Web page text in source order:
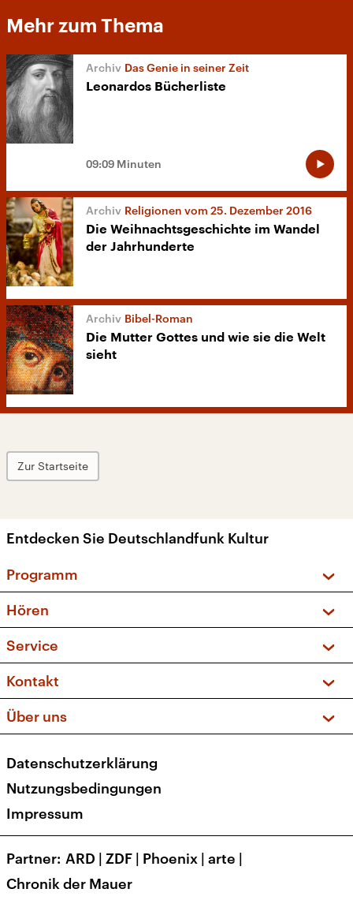
Mehr zum Thema
Das Genie in seiner Zeit
Leonardos Bücherliste
09:09 Minuten
Religionen vom 25. Dezember 2016
Die Weihnachtsgeschichte im Wandel
der Jahrhunderte
Bibel-Roman
Die Mutter Gottes und wie sie die Welt
sieht
Zur Startseite
Entdecken Sie Deutschlandfunk Kultur
Programm
Sendungen und Podcasts
Musikliste
Kakadu – Das Kinderprogramm
Hören
Frequenzen (UKW + DAB+)
Service
FAQ
Apps
Newsletter
Veranstaltungen
Kontakt
Social Media
Über uns
Presse
Karriere
Transparenz
Datenschutzerklärung
Nutzungsbedingungen
Impressum
Partner ARD | ZDF | Phoenix | arte |
Chronik der Mauer